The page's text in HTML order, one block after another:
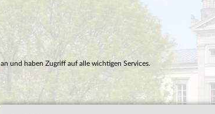
an und haben Zugriff auf alle wichtigen Services.